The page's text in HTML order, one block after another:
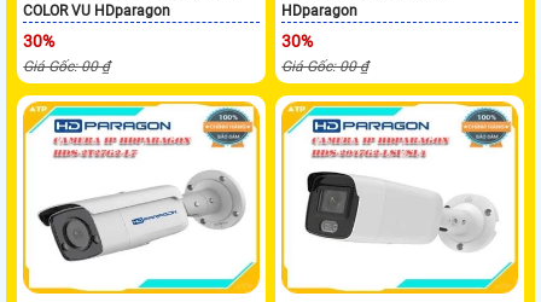
COLOR VU HDparagon
30%
Giá Gốc: 00 ₫
HDparagon
30%
Giá Gốc: 00 ₫